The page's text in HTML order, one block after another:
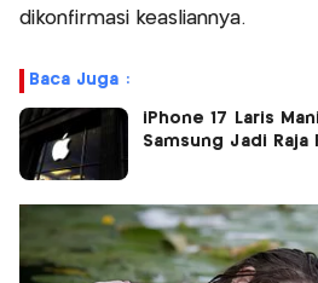
dikonfirmasi keasliannya.
Baca Juga :
iPhone 17 Laris
Samsung Jadi Raja